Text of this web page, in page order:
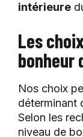
intérieure
Les
bonheur
Nos choix
déterminant
Selon les
niveau de